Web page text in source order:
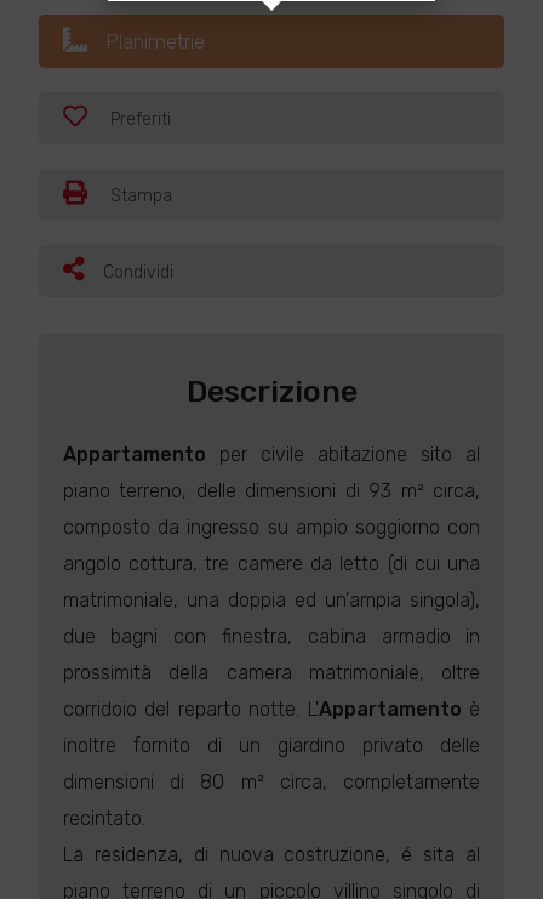
Planimetrie
Preferiti
Stampa
Condividi
Descrizione
Appartamento per civile abitazione sito al
piano terreno, delle dimensioni di 93 m² circa,
composto da ingresso su ampio soggiorno con
angolo cottura, tre camere da letto (di cui una
matrimoniale, una doppia ed un'ampia singola),
due bagni con finestra, cabina armadio in
prossimità della camera matrimoniale, oltre
corridoio del reparto notte. L'Appartamento è
inoltre fornito di un giardino privato delle
dimensioni di 80 m² circa, completamente
recintato.
La residenza, di nuova costruzione, é sita al
piano terreno di un piccolo villino singolo di